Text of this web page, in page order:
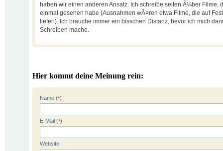
haben wir einen anderen Ansatz. Ich schreibe selten Ã¼ber Filme,
einmal gesehen habe (Ausnahmen wÃ¤ren etwa Filme, die auf
liefen). Ich brauche immer ein bisschen Distanz, bevor ich mich
Schreiben mache.
Hier kommt deine Meinung rein:
Name (*)
E-Mail (*)
Website